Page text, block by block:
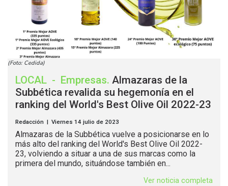
(Foto: Cedida)
LOCAL - Empresas. Almazaras de la
Subbética revalida su hegemonía en el
ranking del World's Best Olive Oil 2022-23
Redacción | Viernes 14 julio de 2023
Almazaras de la Subbética vuelve a posicionarse en lo
más alto del ranking del World's Best Olive Oil 2022-
23, volviendo a situar a una de sus marcas como la
primera del mundo, situándose también en...
Ver noticia completa